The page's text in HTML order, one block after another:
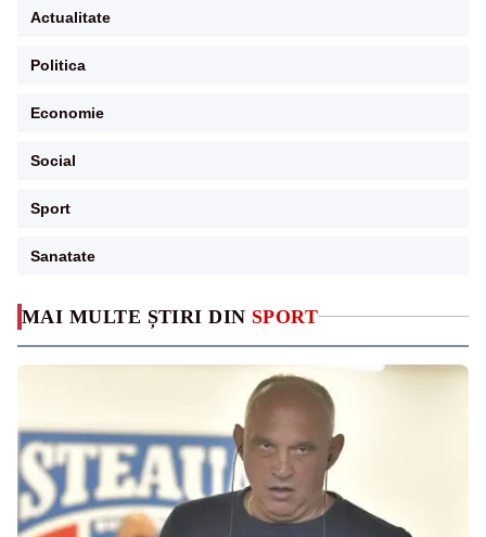
MAI MULTE ȘTIRI DIN SPORT
Actualitate
Politica
Economie
Social
Sport
Sanatate